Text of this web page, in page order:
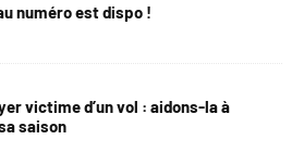
numéro est dispo !
victime d’un vol : aidons-la à
saison